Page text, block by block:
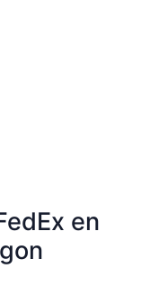
en